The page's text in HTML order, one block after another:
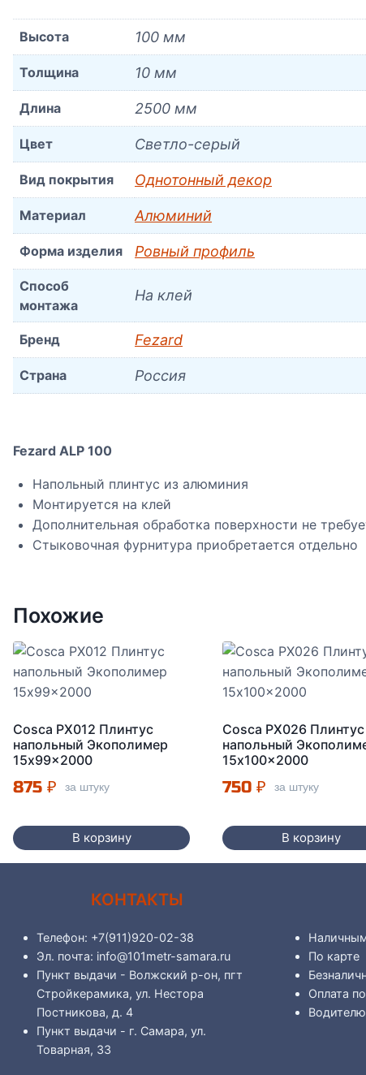
Высота 100 мм
Толщина 10 мм
Длина 2500 мм
Цвет Светло-серый
Вид покрытия Однотонный декор
Материал Алюминий
Форма изделия Ровный профиль
Способ
монтажа
На клей
Бренд Fezard
Страна Россия
Fezard ALP 100
Напольный плинтус из алюминия
Монтируется на клей
Дополнительная обработка поверхности не
Стыковочная фурнитура приобретается отдельно
Похожие
Cosca PX012 Плинтус
напольный Экополимер
15x99x2000
875 ₽ за штуку
В корзину
Cosca PX026 Плинтус
напольный
15x100x2000
750₽ за штуку
В корзину
КОНТАКТЫ
Телефон: +7(911)920-02-38
Эл. почта: info@101metr-samara.ru
Пункт выдачи - Волжский р-он, пгт
Стройкерамика, ул. Нестора
Постникова, д. 4
Пункт выдачи - г. Самара, ул.
Товарная, 33
По карте
Оплата